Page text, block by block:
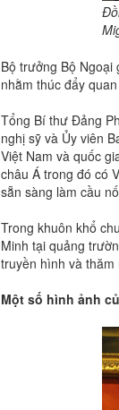
Bộ trưởng Bộ Ngoại
nhằm thúc đẩy
Tổng Bí thư Đảng
nghị sỹ và Ủy viên
Việt Nam và quốc
châu Á trong đó có
sẵn sàng làm cầu
Trong khuôn khổ
Minh tại quảng
truyền hình và
Một số hình ảnh